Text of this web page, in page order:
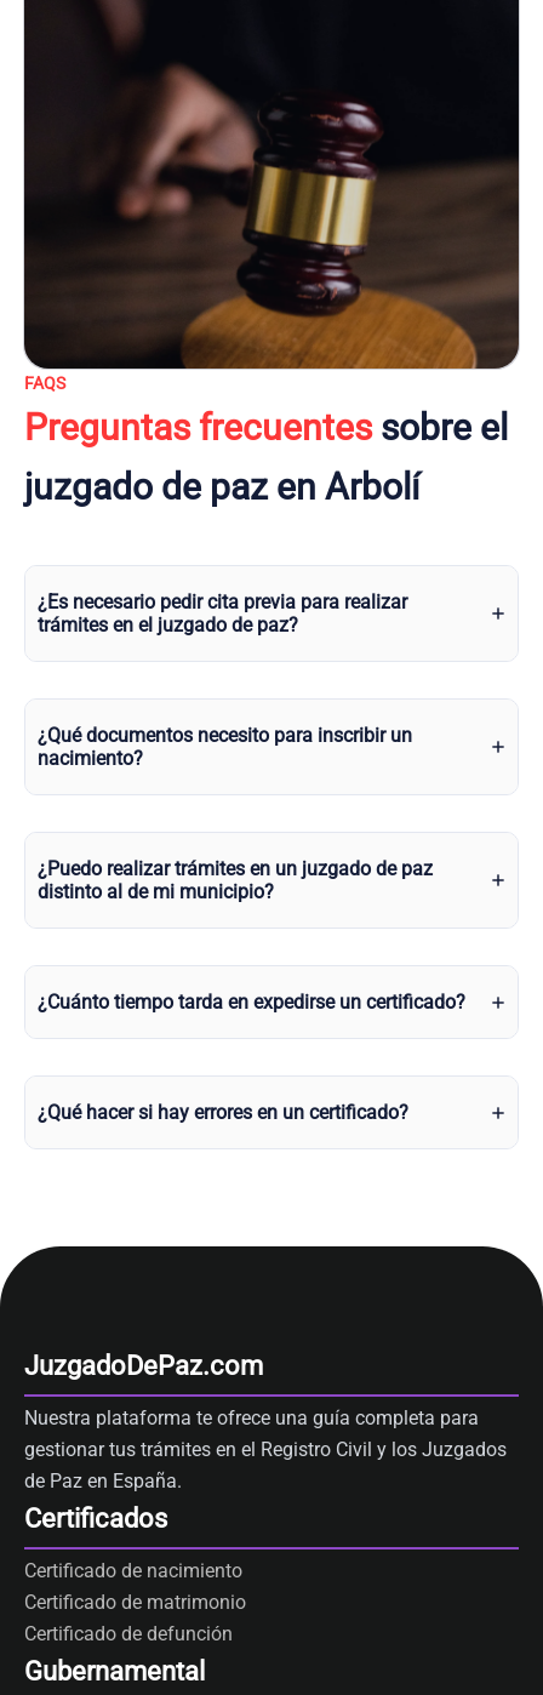
FAQS
Preguntas frecuentessobre el
juzgado de paz en Arbolí
¿Es necesario pedir cita previa para realizar
trámites en el juzgado de paz?
¿Qué documentos necesito para inscribir un
nacimiento?
¿Puedo realizar trámites en un juzgado de paz
distinto al de mi municipio?
¿Cuánto tiempo tarda en expedirse un certificado?
¿Qué hacer si hay errores en un certificado?
JuzgadoDePaz.com
Nuestra plataforma te ofrece una guía completa para
gestionar tus trámites en el Registro Civil y los Juzgados
de Paz en España.
Certificados
Certificado de nacimiento
Certificado de matrimonio
Certificado de defunción
Gubernamental